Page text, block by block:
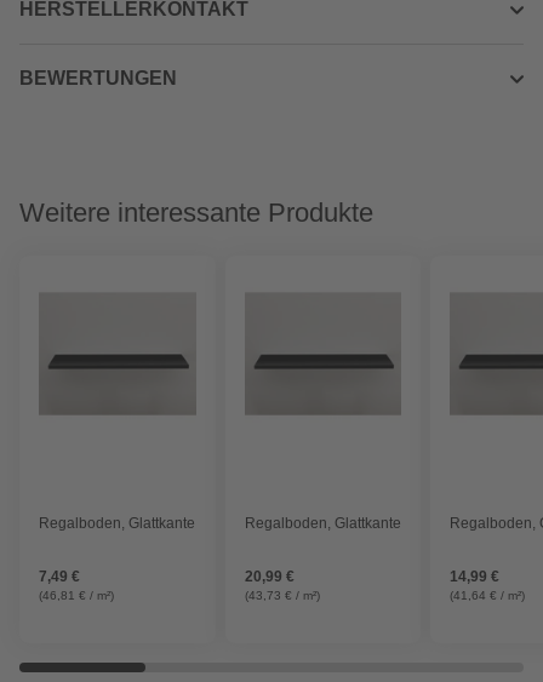
HERSTELLERKONTAKT
BEWERTUNGEN
Weitere interessante Produkte
Regalboden, Glattkante
7,49 €
(46,81 € / m²)
Regalboden, Glattkante
20,99 €
(43,73 € / m²)
Regalboden,
14,99 €
(41,64 € / m²)